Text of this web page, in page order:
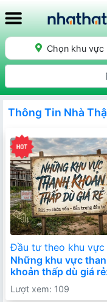
Chọn khu vực
Thông Tin Nhà
Đầu tư theo khu vực
Những khu vực
khoản thấp dù giá
học đắt giá từ những
đất “không ai mua”
Lượt xem: 109